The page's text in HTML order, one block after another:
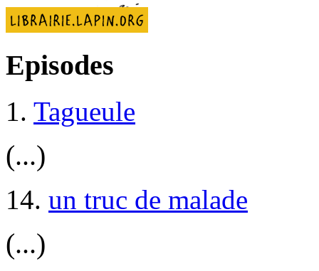
Episodes
1. Tagueule
(...)
14. un truc de malade
(...)